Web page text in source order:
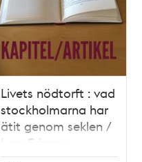
Livets nödtorft : vad
stockholmarna har
ätit genom seklen /
Lars Ericson